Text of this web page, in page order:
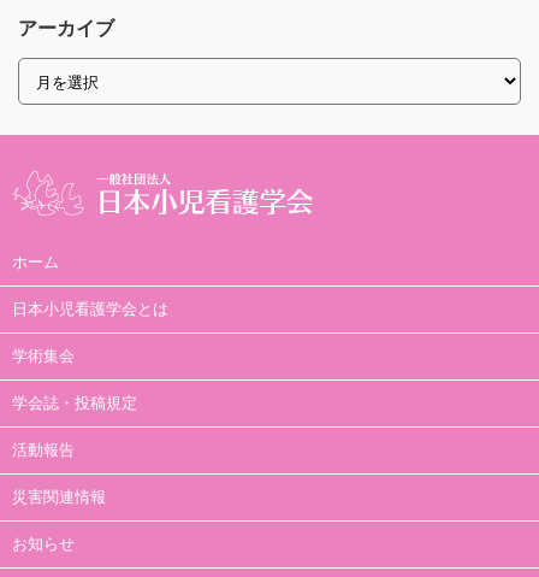
アーカイブ
ホーム
日本小児看護学会とは
学術集会
学会誌・投稿規定
活動報告
災害関連情報
お知らせ